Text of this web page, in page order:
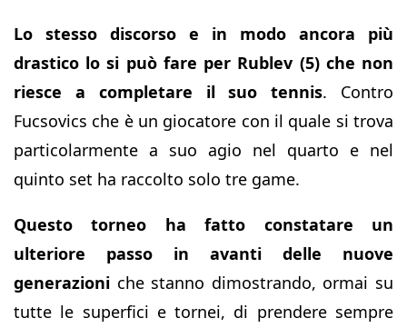
Lo stesso discorso e in modo ancora più
drastico lo si può fare per Rublev (5) che non
riesce a completare il suo tennis. Contro
Fucsovics che è un giocatore con il quale si trova
particolarmente a suo agio nel quarto e nel
quinto set ha raccolto solo tre game.
Questo torneo ha fatto constatare un
ulteriore passo in avanti delle nuove
generazioni che stanno dimostrando, ormai su
tutte le superfici e tornei, di prendere sempre